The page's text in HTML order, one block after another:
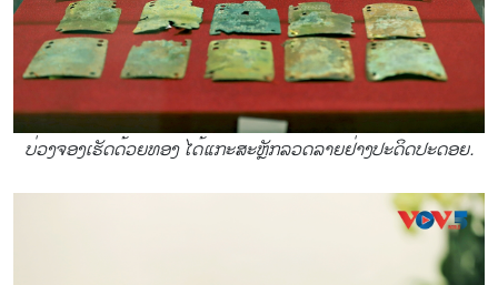
ບ່ວງຈອງເຮັດດ້ວຍທອງ ໄດ້ແກະສະຫຼັກລວດລາຍຢ່າງປະດິດປະດອຍ.